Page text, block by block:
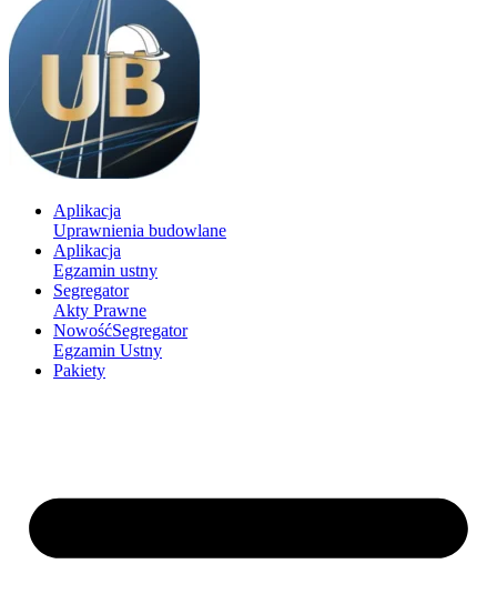
Aplikacja
Uprawnienia budowlane
Aplikacja
Egzamin ustny
Segregator
Akty Prawne
NowośćSegregator
Egzamin Ustny
Pakiety